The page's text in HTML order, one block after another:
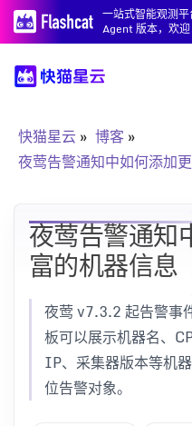
一站式智能观测
Agent 版本，欢迎
快猫星云
博客
夜莺告警通知中如何添加
夜莺告警通知
富的机器信息
夜莺 v7.3.2 起告警事
板可以展示机器名、
IP、采集器版本等机
位告警对象。